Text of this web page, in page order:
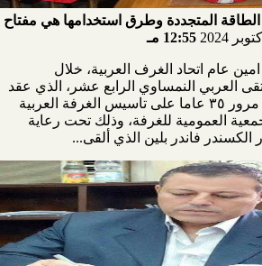
المتجددة وطرق استخدامها هي مفتاح
12:55 مـ
عام اتحاد الغرف العربية، خلال
العربي النمساوي الرابع عشر، الذي عقد
في فيينا تزامنا مع ذكرى مرور ٣٥ عاما على تاسيس الغرفة العربية
العمومية للغرفة، وذلك تحت رعاية
الكسندر فاندر بلين الذي ألقى...